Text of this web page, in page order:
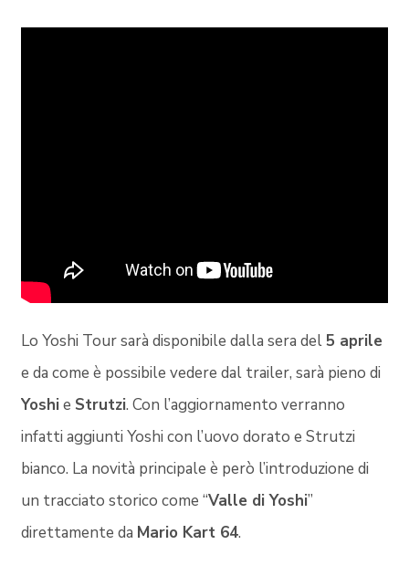
Lo Yoshi Tour sarà disponibile dalla sera del5 aprile
e da come è possibile vedere dal trailer, sarà pieno di
Yoshie Strutzi. Con l’aggiornamento verranno
infatti aggiunti Yoshi con l’uovo dorato e Strutzi
bianco. La novità principale è però l’introduzione di
un tracciato storico come “Valle di Yoshi”
direttamente da Mario Kart 64.